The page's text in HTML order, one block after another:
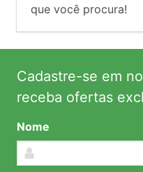
que você procura!
Cadastre-se em
receba ofertas
Nome